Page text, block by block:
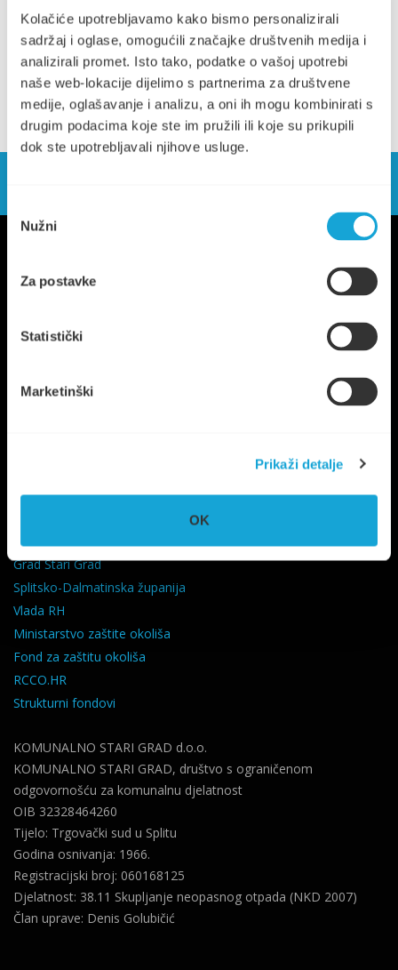
Kolačiće upotrebljavamo kako bismo personalizirali
sadržaj i oglase, omogućili značajke društvenih medija i
analizirali promet. Isto tako, podatke o vašoj upotrebi
naše web-lokacije dijelimo s partnerima za društvene
medije, oglašavanje i analizu, a oni ih mogu kombinirati s
drugim podacima koje ste im pružili ili koje su prikupili
dok ste upotrebljavali njihove usluge.
pristanka
Nužni
Za postavke
Statistički
Marketinški
Prikaži detalje
OK
natječaj tržnica (493.62 KB)
Trg Ploča 7, Stari Grad, otok Hvar
Grad Stari Grad
Splitsko-Dalmatinska županija
Vlada RH
Ministarstvo zaštite okoliša
Fond za zaštitu okoliša
RCCO.HR
Strukturni fondovi
KOMUNALNO STARI GRAD d.o.o.
KOMUNALNO STARI GRAD, društvo s ograničenom
odgovornošću za komunalnu djelatnost
OIB 32328464260
Tijelo: Trgovački sud u Splitu
Godina osnivanja: 1966.
Registracijski broj: 060168125
Djelatnost: 38.11 Skupljanje neopasnog otpada (NKD 2007)
Član uprave: Denis Golubičić